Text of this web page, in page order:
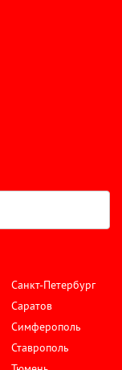
Санкт-Петербург
Саратов
Симферополь
Ставрополь